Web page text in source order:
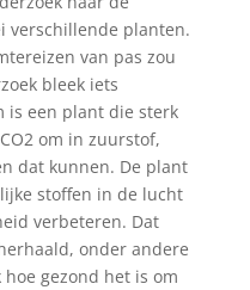
verschillende planten.
van pas zou
bleek iets
is een plant die sterk
om in zuurstof,
dat kunnen. De plant
stoffen in de lucht
verbeteren. Dat
onder andere
gezond het is om